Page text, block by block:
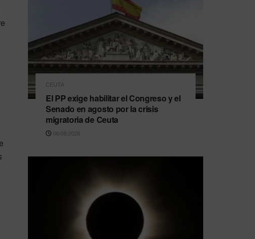
CEUTA
El PP exige habilitar el Congreso y el
Senado en agosto por la crisis
migratoria de Ceuta
06/08/2026